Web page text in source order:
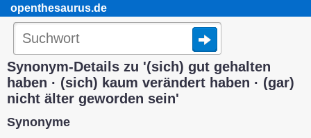
openthesaurus.de
Synonym-Details zu '(sich) gut gehalten
haben · (sich) kaum verändert haben · (gar)
nicht älter geworden sein'
Synonyme